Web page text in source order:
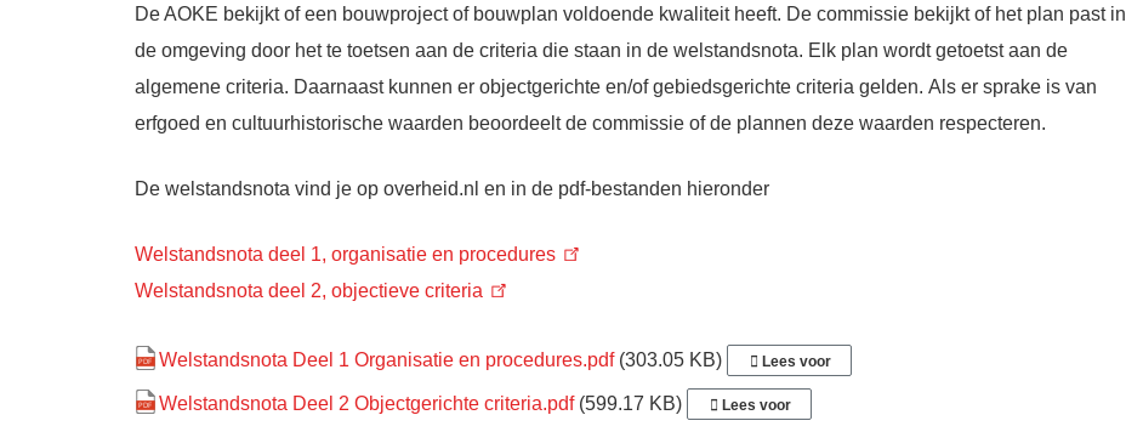
DeAOKE bekijkt of een bouwproject of bouwplan voldoende kwaliteit heeft. De commissie bekijkt of het plan past in
de omgeving door het te toetsen aan de criteria die staan in de welstandsnota. Elk plan wordt getoetst aan de
algemene criteria. Daarnaast kunnen er objectgerichte en/of gebiedsgerichte criteria gelden. Als er sprake is van
erfgoed en cultuurhistorische waarden beoordeelt de commissie of de plannen deze waarden respecteren.
De welstandsnota vind je op overheid.nl en in de pdf-bestanden hieronder
Welstandsnota deel 1, organisatie en procedures
Welstandsnota deel 2, objectieve criteria
Welstandsnota Deel 1 Organisatie en procedures.pdf (303.05 KB) Lees voor
Welstandsnota Deel 2 Objectgerichte criteria.pdf (599.17 KB) Lees voor